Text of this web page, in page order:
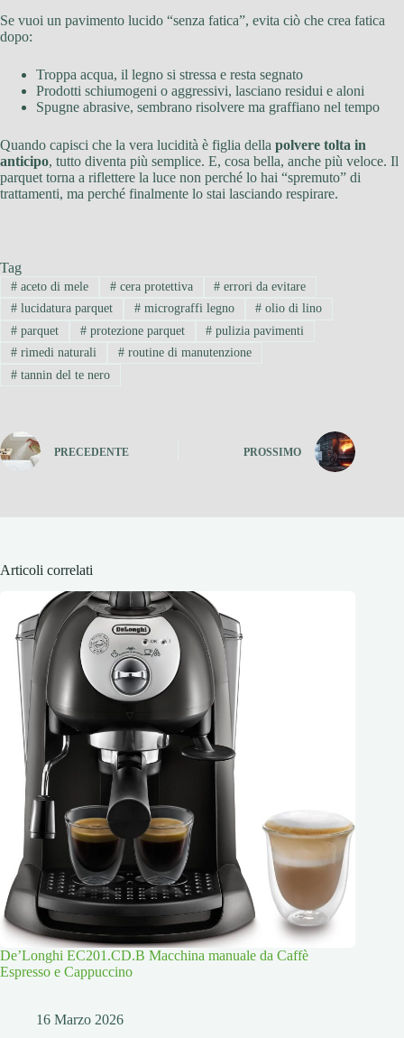
Se vuoi un pavimento lucido “senza fatica”, evita ciò che crea fatica
dopo:
Troppa acqua, il legno si stressa e resta segnato
Prodotti schiumogeni o aggressivi, lasciano residui e aloni
Spugne abrasive, sembrano risolvere ma graffiano nel tempo
Quando capisci che la vera lucidità è figlia della polvere tolta in
anticipo, tutto diventa più semplice. E, cosa bella, anche più veloce. Il
parquet torna a riflettere la luce non perché lo hai “spremuto” di
trattamenti, ma perché finalmente lo stai lasciando respirare.
Tag
#aceto di mele #cera protettiva # errori da evitare
#lucidatura parquet #micrograffi legno # olio di lino
#parquet #protezione parquet # pulizia pavimenti
#rimedi naturali #routine di manutenzione
#tannin del te nero
PRECEDENTE PROSSIMO
Articoli correlati
De’Longhi EC201.CD.B Macchina manuale da Caffè
Espresso e Cappuccino
16 Marzo 2026